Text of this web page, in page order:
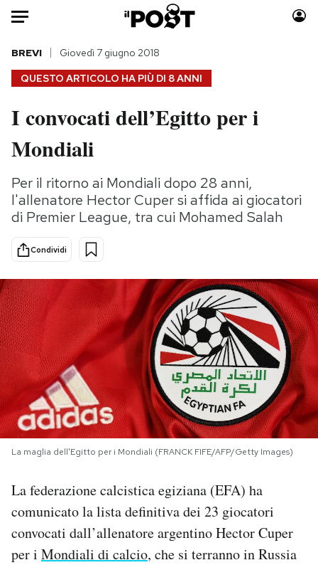
HOME
Italia
Politica
Tecnologia
Internet
Scienza
Cultura
Economia
Moda
Storie/Idee
Ok Boomer!
Media
Mondiali calcio 2026
PODCAST
NEWSLETTER
I MIEI PREFERITI
SHOP
CALENDARIO
QUESTO ARTICOLO HA PIÙ DI 8 ANNI
BREVI Giovedì 7 giugno 2018
I convocati dell’Egitto per i
Mondiali
Per il ritorno ai Mondiali dopo 28 anni,
l'allenatore Hector Cuper si affida ai giocatori
di Premier League, tra cui Mohamed Salah
Condividi
La maglia dell'Egitto per i Mondiali (FRANCK FIFE/AFP/Getty Images)
La federazione calcistica egiziana (EFA) ha
comunicato la lista definitiva dei 23 giocatori
convocati dall’allenatore argentino Hector Cuper
per i Mondiali di calcio, che si terranno in Russia